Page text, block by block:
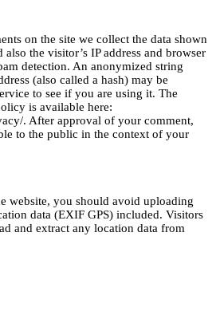
on the site we collect the data shown
the visitor’s IP address and browser
detection. An anonymized string
(also called a hash) may be
to see if you are using it. The
is available here:
. After approval of your comment,
to the public in the context of your
website, you should avoid uploading
data (EXIF GPS) included. Visitors
and extract any location data from